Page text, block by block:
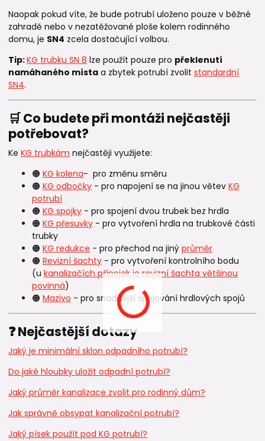
Naopak pokud víte, že bude potrubí uloženo pouze v běžné
zahradě nebo v nezatěžované ploše kolem rodinného
domu, je SN4 zcela dostačující volbou.
Tip:KG trubku SN 8 lze použít pouze pro překlenutí
namáhaného místa a zbytek potrubí zvolit standardní
SN4.
🛒 Co budete při montáži nejčastěji
potřebovat?
Ke KG trubkám nejčastěji využijete:
🟠 KG kolena- pro změnu směru
🟠 KG odbočky - pro napojení se na jinou větev KG
potrubí
🟠 KG spojky - pro spojení dvou trubek bez hrdla
🟠 KG přesuvky - pro vytvoření hrdla na trubkové části
trubky
🟠 KG redukce - pro přechod na jiný průměr
🟠 Revizní šachty - pro vytvoření kontrolního bodu
(u kanalizačích přípojek je revizní šachta většinou
povinná)
🟠 Mazivo - pro snadnější spojování hrdlových spojů
❓ Nejčastější dotazy
Jaký je minimální sklon odpadního potrubí?
Do jaké hloubky uložit odpadní potrubí?
Jaký průměr kanalizace zvolit pro rodinný dům?
Jak správně obsypat kanalizační potrubí?
Jaký písek použít pod KG potrubí?